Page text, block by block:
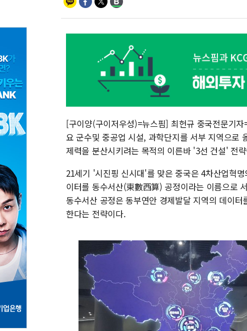
[구이양(구이저우성)=뉴스핌] 최헌규 중국전문기
요 군수및 중공업 시설, 과학단지를 서부 지역으로
제력을 분산시키려는 목적의 이른바 '3선 건설' 전
21세기 '시진핑 신시대'를 맞은 중국은 4차산업혁
이터를 동수서산(東數西算) 공정이라는 이름으로
동수서산 공정은 동부연안 경제발달 지역의 데이
한다는 전략이다.